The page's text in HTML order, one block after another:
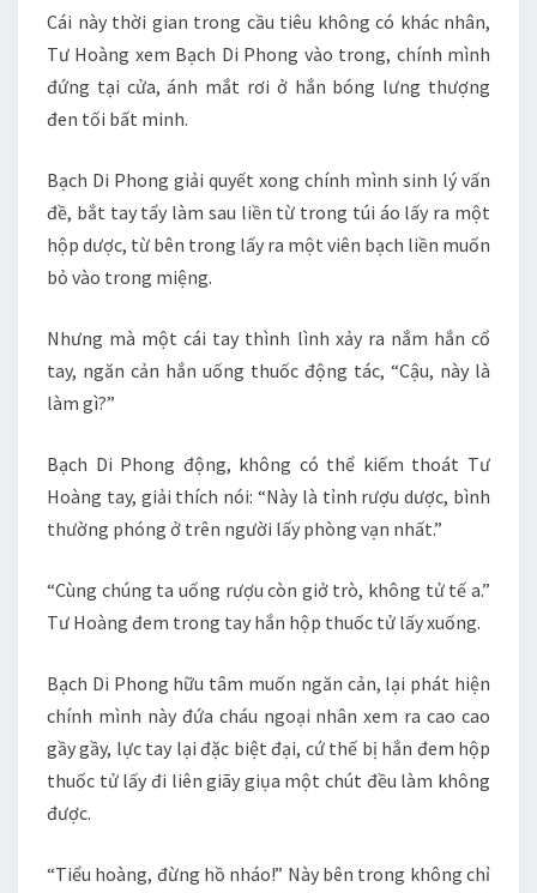
Cái này thời gian trong cầu tiêu không có khác nhân,
Tư Hoàng xem Bạch Di Phong vào trong, chính mình
đứng tại cửa, ánh mắt rơi ở hắn bóng lưng thượng
đen tối bất minh.
Bạch Di Phong giải quyết xong chính mình sinh lý vấn
đề, bắt tay tẩy làm sau liền từ trong túi áo lấy ra một
hộp dược, từ bên trong lấy ra một viên bạch liền muốn
bỏ vào trong miệng.
Nhưng mà một cái tay thình lình xảy ra nắm hắn cổ
tay, ngăn cản hắn uống thuốc động tác, “Cậu, này là
làm gì?”
Bạch Di Phong động, không có thể kiếm thoát Tư
Hoàng tay, giải thích nói: “Này là tỉnh rượu dược, bình
thường phóng ở trên người lấy phòng vạn nhất.”
“Cùng chúng ta uống rượu còn giở trò, không tử tế a.”
Tư Hoàng đem trong tay hắn hộp thuốc tử lấy xuống.
Bạch Di Phong hữu tâm muốn ngăn cản, lại phát hiện
chính mình này đứa cháu ngoại nhân xem ra cao cao
gầy gầy, lực tay lại đặc biệt đại, cứ thế bị hắn đem hộp
thuốc tử lấy đi liên giãy giụa một chút đều làm không
được.
“Tiểu hoàng, đừng hồ nháo!” Này bên trong không chỉ